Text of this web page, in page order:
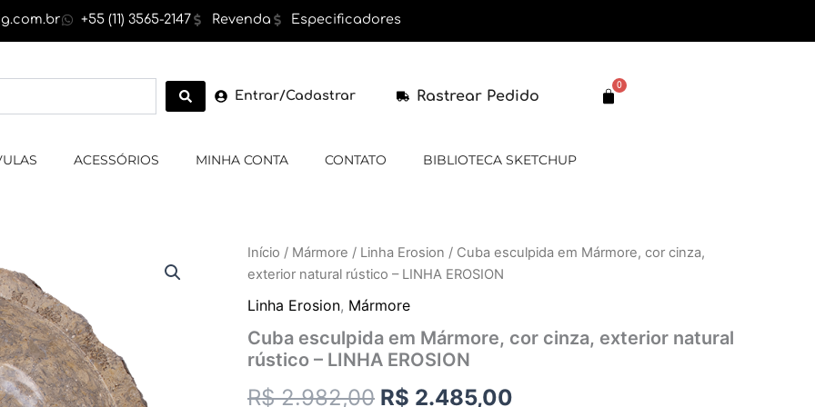
+55 (11) 3565-2147 Revenda Especificadores
Entrar/Cadastrar Rastrear Pedido
0
Carrinho
ACESSÓRIOS MINHA CONTA CONTATO BIBLIOTECA SKETCHUP
Início / Mármore / Linha Erosion / Cuba esculpida em Mármore, cor cinza,
exterior natural rústico – LINHA EROSION
Linha Erosion, Mármore
Cuba esculpida em Mármore, cor cinza, exterior natural
rústico – LINHA EROSION
R$2.982,00
O
original
era:
R$ 2.982,00.
R$ 2.485,00
O
atual
Cuba
esculpida
Mármore,
cinza,
exterior
rústico